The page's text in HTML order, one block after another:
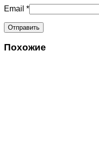
Email *
Похожие